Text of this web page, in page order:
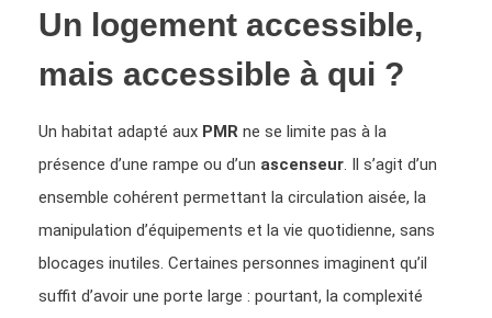
Un logement accessible,
mais accessible à qui ?
Un habitat adapté aux PMR ne se limite pas à la
présence d’une rampe ou d’un ascenseur. Il s’agit d’un
ensemble cohérent permettant la circulation aisée, la
manipulation d’équipements et la vie quotidienne, sans
blocages inutiles. Certaines personnes imaginent qu’il
suffit d’avoir une porte large : pourtant, la complexité